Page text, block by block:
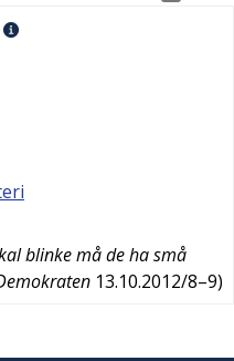
blinke må de ha små
13.10.2012/8–9)